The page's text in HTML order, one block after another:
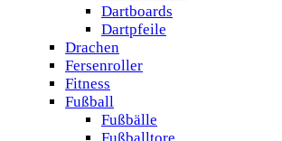
Dartboards
Dartpfeile
Drachen
Fersenroller
Fitness
Fußball
Fußbälle